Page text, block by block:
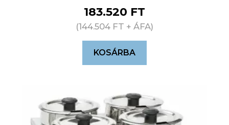
183.520 FT
(144.504 FT + ÁFA)
KOSÁRBA